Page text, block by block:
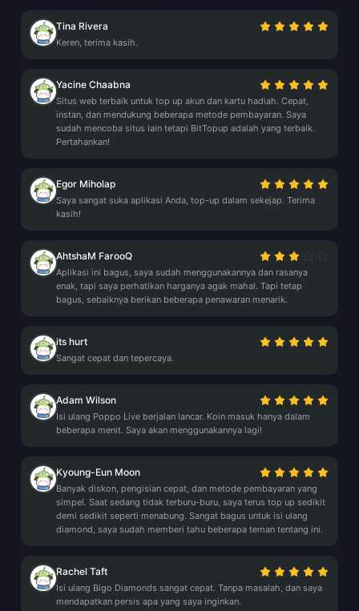
Tina Rivera
Keren, terima kasih.
Yacine Chaabna
Situs web terbaik untuk top up akun dan kartu hadiah. Cepat,
instan, dan mendukung beberapa metode pembayaran. Saya
sudah mencoba situs lain tetapi BitTopup adalah yang terbaik.
Pertahankan!
Egor Miholap
Saya sangat suka aplikasi Anda, top-up dalam sekejap. Terima
kasih!
AhtshaM FarooQ
Aplikasi ini bagus, saya sudah menggunakannya dan rasanya
enak, tapi saya perhatikan harganya agak mahal. Tapi tetap
bagus, sebaiknya berikan beberapa penawaran menarik.
its hurt
Sangat cepat dan tepercaya.
Adam Wilson
Isi ulang Poppo Live berjalan lancar. Koin masuk hanya dalam
beberapa menit. Saya akan menggunakannya lagi!
Kyoung-Eun Moon
Banyak diskon, pengisian cepat, dan metode pembayaran yang
simpel. Saat sedang tidak terburu-buru, saya terus top up sedikit
demi sedikit seperti menabung. Sangat bagus untuk isi ulang
diamond, saya sudah memberi tahu beberapa teman tentang ini.
Rachel Taft
Isi ulang Bigo Diamonds sangat cepat. Tanpa masalah, dan saya
mendapatkan persis apa yang saya inginkan.